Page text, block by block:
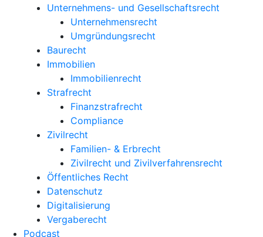
Unternehmens- und Gesellschaftsrecht
Unternehmensrecht
Umgründungsrecht
Baurecht
Immobilien
Immobilienrecht
Strafrecht
Finanzstrafrecht
Compliance
Zivilrecht
Familien- & Erbrecht
Zivilrecht und Zivilverfahrensrecht
Öffentliches Recht
Datenschutz
Digitalisierung
Vergaberecht
Podcast